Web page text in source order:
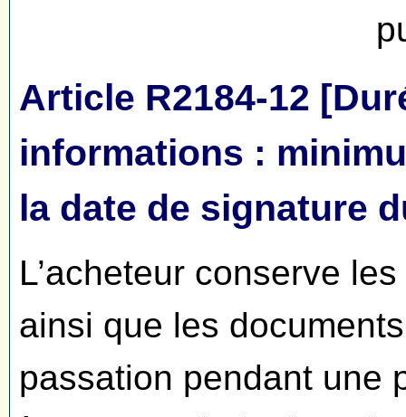
Article R2184-12
informations :
la date de signature
L’acheteur conserve
ainsi que les
passation pendant une